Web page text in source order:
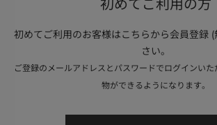
初めてご利用の方
初めてご利用のお客様はこちらから会員登録
さい。
ご登録のメールアドレスとパスワードでログインい
物ができるようになります。